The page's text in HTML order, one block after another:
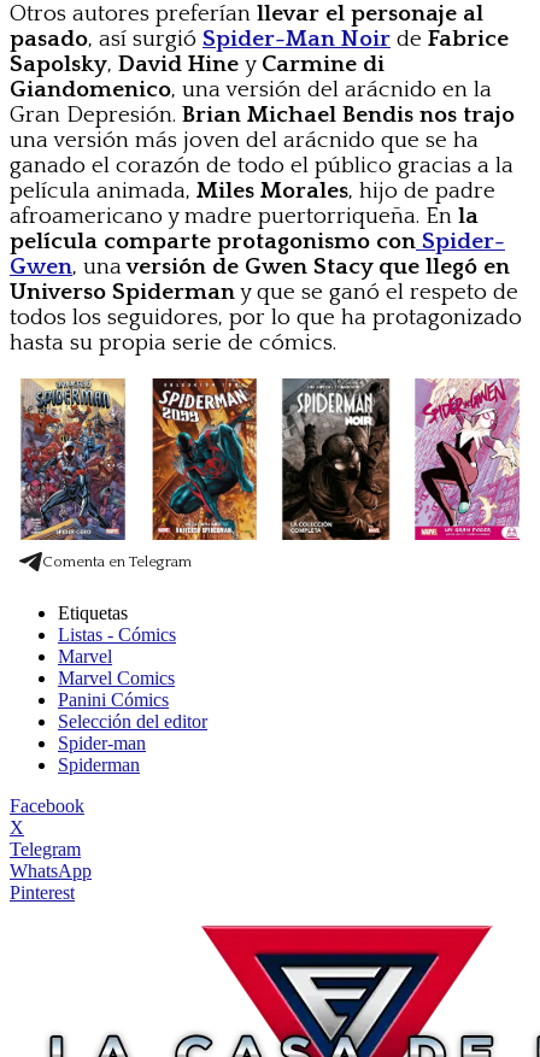
Otros autores preferían llevar el personaje al
pasado, así surgió Spider-Man Noir de Fabrice
Sapolsky, David Hine y Carmine di
Giandomenico, una versión del arácnido en la
Gran Depresión. Brian Michael Bendis nos trajo
una versión más joven del arácnido que se ha
ganado el corazón de todo el público gracias a la
película animada, Miles Morales, hijo de padre
afroamericano y madre puertorriqueña. En la
película comparte protagonismo con Spider-
Gwen, unaversión de Gwen Stacy que llegó en
Universo Spidermany que se ganó el respeto de
todos los seguidores, por lo que ha protagonizado
hasta su propia serie de cómics.
Comenta en Telegram
Etiquetas
Listas - Cómics
Marvel
Marvel Comics
Panini Cómics
Selección del editor
Spider-man
Spiderman
Facebook
X
Telegram
WhatsApp
Pinterest